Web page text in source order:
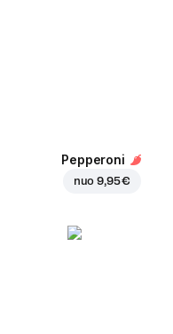
Pepperoni
nuo9,95 €